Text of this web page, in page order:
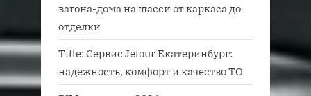
вагона-дома на шасси от каркаса до
отделки
Title: Сервис Jetour Екатеринбург:
надежность, комфорт и качество ТО